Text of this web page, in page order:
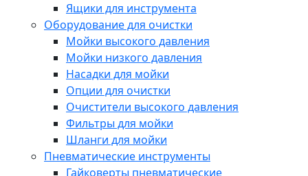
Ящики для инструмента
Оборудование для очистки
Мойки высокого давления
Мойки низкого давления
Насадки для мойки
Опции для очистки
Очистители высокого давления
Фильтры для мойки
Шланги для мойки
Пневматические инструменты
Гайковерты пневматические